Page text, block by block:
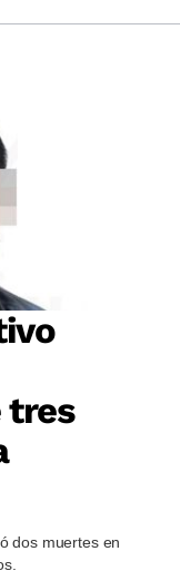
tres
dos muertes en